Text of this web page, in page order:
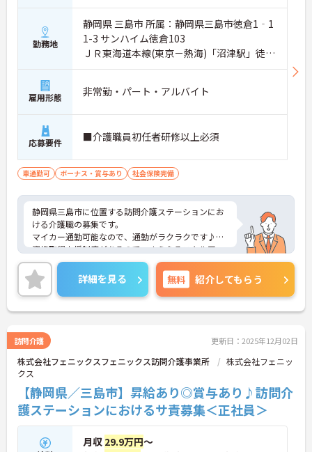
勤務地
静岡県 三島市 所属：静岡県三島市徳倉1‐1
1-3 サンハイム徳倉103
ＪＲ東海道本線(東京－熱海)「沼津駅」徒歩
15分
雇用形態 非常勤・パート・アルバイト
応募要件 ■介護職員初任者研修以上必須
車通勤可 ボーナス・賞与あり 社会保険完備
静岡県三島市に位置する訪問介護ステーションにお
ける介護職の募集です。
マイカー通勤可能なので、通勤がラクラクです♪
資格取得支援制度があるので、さらなるスキルアッ
プを目指せる環境です◎
ご興味のある方には面接ポイントなどお伝えします
のでお気軽にお問い合わせください！
詳細を見る 無料 紹介してもらう
訪問介護 更新日：2025年12月02日
株式会社フェニックスフェニックス訪問介護事業所
株式会社フェニッ
クス
【静岡県／三島市】昇給あり◎賞与あり♪訪問介
護ステーションにおけるサ責募集＜正社員＞
月収 29.9万円～